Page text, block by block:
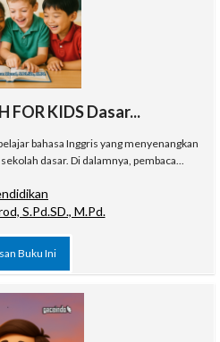
FOR KIDS Dasar...
bahasa Inggris yang menyenangkan
dasar. Di dalamnya, pembaca...
S.Pd.SD., M.Pd.
Buku Ini